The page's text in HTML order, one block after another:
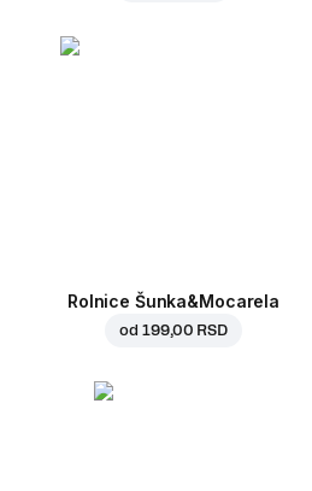
Rolnice Šunka&Mocarela
od 199,00 RSD